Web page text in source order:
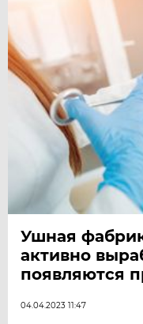
Ушная
активно
появляются
04.04.2023 11:47